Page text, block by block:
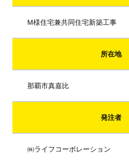
M様住宅兼共同住宅新築工事
所在地
那覇市真嘉比
発注者
㈱ライフコーポレーション